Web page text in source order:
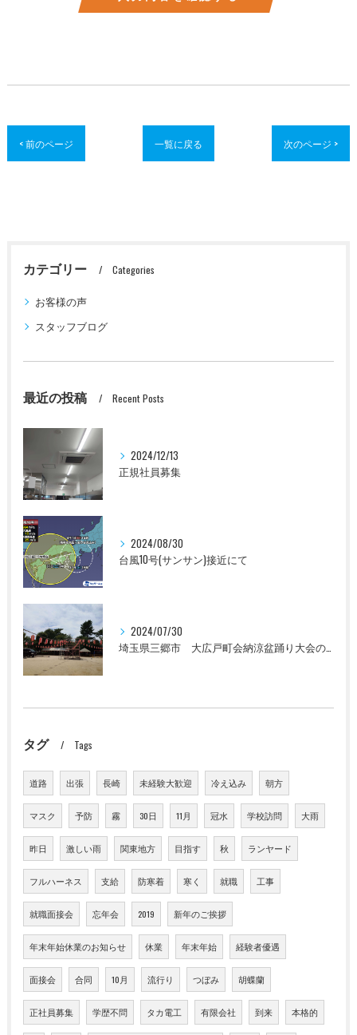
< 前のページ 一覧に戻る 次のページ >
カテゴリー Categories
お客様の声
スタッフブログ
最近の投稿 Recent Posts
2024/12/13
正規社員募集
2024/08/30
台風10号(サンサン)接近にて
2024/07/30
埼玉県三郷市 大広戸町会納涼盆踊り大会のお知らせ 2024
タグ Tags
道路 出張 長崎 未経験大歓迎 冷え込み 朝方
マスク 予防 霧 30日 11月 冠水 学校訪問 大雨
昨日 激しい雨 関東地方 目指す 秋 ランヤード
フルハーネス 支給 防寒着 寒く 就職 工事
就職面接会 忘年会 2019 新年のご挨拶
年末年始休業のお知らせ 休業 年末年始 経験者優遇
面接会 合同 10月 流行り つぼみ 胡蝶蘭
正社員募集 学歴不問 タカ電工 有限会社 到来 本格的